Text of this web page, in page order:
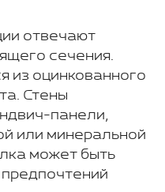
отвечают
сечения.
из оцинкованного
Стены
панели,
или минеральной
может быть